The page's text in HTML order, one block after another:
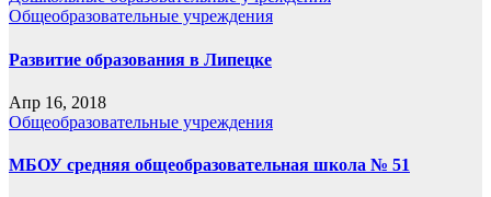
Общеобразовательные учреждения
Развитие образования в Липецке
Апр 16, 2018
Общеобразовательные учреждения
МБОУ средняя общеобразовательная школа № 51